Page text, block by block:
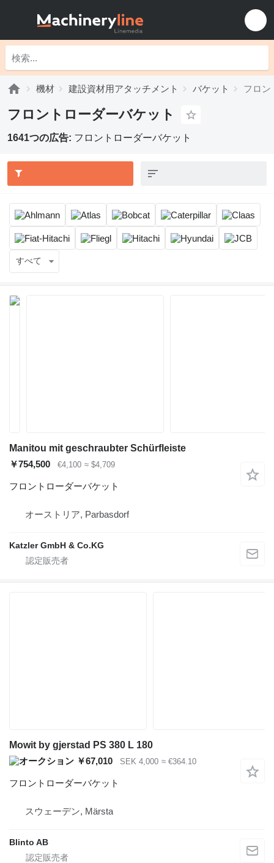
機材 建設資材用アタッチメント バケット フロン
フロントローダーバケット
1641つの広告: フロントローダーバケット
すべて
Manitou mit geschraubter Schürfleiste
￥754,500
€4,100 ≈ $4,709
フロントローダーバケット
オーストリア, Parbasdorf
Katzler GmbH & Co.KG
Mowit by gjerstad PS 380 L 180
￥67,010
SEK 4,000 ≈ €364.10
フロントローダーバケット
スウェーデン, Märsta
Blinto AB